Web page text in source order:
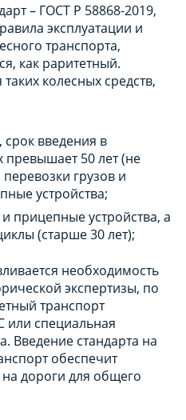
– ГОСТ Р 58868-2019,
эксплуатации и
транспорта,
как раритетный.
колесных средств,
введения в
превышает 50 лет (не
грузов и
устройства;
прицепные устройства, а
(старше 30 лет);
необходимость
экспертизы, по
транспорт
или специальная
Введение стандарта на
обеспечит
дороги для общего